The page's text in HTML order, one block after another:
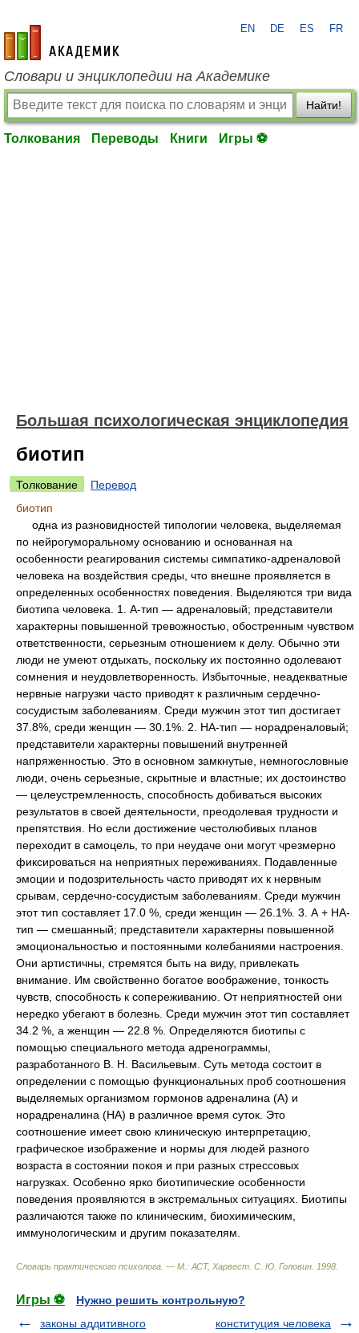
academic.ru
EN DE ES FR
Словари и энциклопедии на Академике
Найти!
Толкования Переводы Книги Игры ⚽
Большая психологическая энциклопедия
биотип
Толкование
Перевод
биотип
одна из разновидностей типологии человека, выделяемая
по нейрогуморальному основанию и основанная на
особенности реагирования системы симпатико-адреналовой
человека на воздействия среды, что внешне проявляется в
определенных особенностях поведения. Выделяются три вида
биотипа человека. 1. А-тип — адреналовый; представители
характерны повышенной тревожностью, обостренным чувством
ответственности, серьезным отношением к делу. Обычно эти
люди не умеют отдыхать, поскольку их постоянно одолевают
сомнения и неудовлетворенность. Избыточные, неадекватные
нервные нагрузки часто приводят к различным сердечно-
сосудистым заболеваниям. Среди мужчин этот тип достигает
37.8%, среди женщин — 30.1%. 2. НА-тип — норадреналовый;
представители характерны повышений внутренней
напряженностью. Это в основном замкнутые, немногословные
люди, очень серьезные, скрытные и властные; их достоинство
— целеустремленность, способность добиваться высоких
результатов в своей деятельности, преодолевая трудности и
препятствия. Но если достижение честолюбивых планов
переходит в самоцель, то при неудаче они могут чрезмерно
фиксироваться на неприятных переживаниях. Подавленные
эмоции и подозрительность часто приводят их к нервным
срывам, сердечно-сосудистым заболеваниям. Среди мужчин
этот тип составляет 17.0 %, среди женщин — 26.1%. 3. А + НА-
тип — смешанный; представители характерны повышенной
эмоциональностью и постоянными колебаниями настроения.
Они артистичны, стремятся быть на виду, привлекать
внимание. Им свойственно богатое воображение, тонкость
чувств, способность к сопереживанию. От неприятностей они
нередко убегают в болезнь. Среди мужчин этот тип составляет
34.2 %, а женщин — 22.8 %. Определяются биотипы с
помощью специального метода адренограммы,
разработанного В. Н. Васильевым. Суть метода состоит в
определении с помощью функциональных проб соотношения
выделяемых организмом гормонов адреналина (А) и
норадреналина (НА) в различное время суток. Это
соотношение имеет свою клиническую интерпретацию,
графическое изображение и нормы для людей разного
возраста в состоянии покоя и при разных стрессовых
нагрузках. Особенно ярко биотипические особенности
поведения проявляются в экстремальных ситуациях. Биотипы
различаются также по клиническим, биохимическим,
иммунологическим и другим показателям.
Словарь практического психолога. — М.: АСТ, Харвест С. Ю. Головин 1998
Игры ⚽
Нужно решить контрольную?
законы аддитивного
конституция человека